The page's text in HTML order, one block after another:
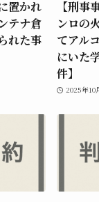
置かれ
テナ倉
れた事
【刑事
ンロの
てアル
にいた
件】
2025年10